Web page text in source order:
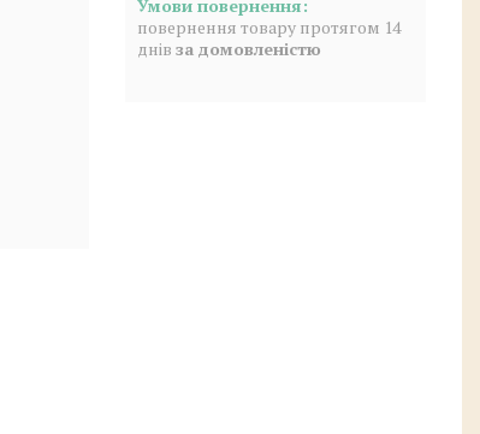
повернення товару протягом 14
днів за домовленістю